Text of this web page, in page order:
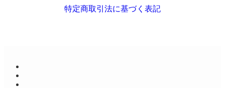
特定商取引法に基づく表記